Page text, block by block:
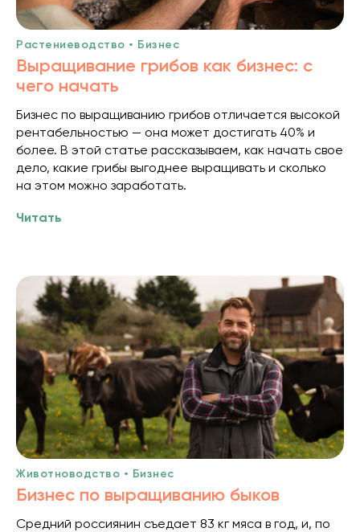
Растениеводство • Бизнес
Выращивание грибов как бизнес: с
чего начать
Бизнес по выращиванию грибов отличается высокой
рентабельностью — она может достигать 40% и
более. В этой статье рассказываем, как начать свое
дело, какие грибы выгоднее выращивать и сколько
на этом можно заработать.
Читать
Животноводство • Бизнес
Бизнес по выращиванию быков
Средний россиянин съедает 83 кг мяса в год, и, по